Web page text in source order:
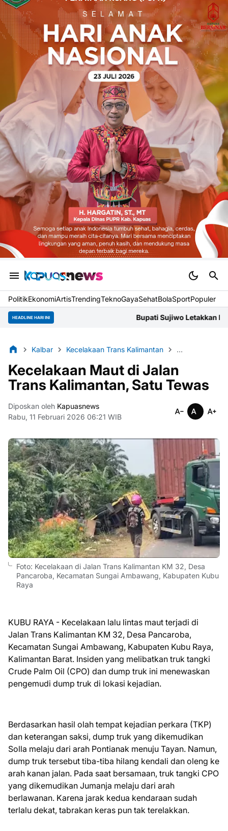
PolitikEkonomiArtisTrendingTeknoGayaSehatBolaSportPopuler
HEADLINE HARI INI Bupati Sujiwo Letakkan Batu Pertama
Kalbar Kecelakaan Trans Kalimantan Kubu Raya
Kecelakaan Maut di Jalan
Trans Kalimantan, Satu Tewas
Diposkan oleh Kapuasnews
Rabu, 11 Februari 2026 06:21 WIB
Foto: Kecelakaan di Jalan Trans Kalimantan KM 32, Desa
Pancaroba, Kecamatan Sungai Ambawang, Kabupaten Kubu
Raya
KUBU RAYA - Kecelakaan lalu lintas maut terjadi di
Jalan Trans Kalimantan KM 32, Desa Pancaroba,
Kecamatan Sungai Ambawang, Kabupaten Kubu Raya,
Kalimantan Barat. Insiden yang melibatkan truk tangki
Crude Palm Oil (CPO) dan dump truk ini menewaskan
pengemudi dump truk di lokasi kejadian.
Berdasarkan hasil olah tempat kejadian perkara (TKP)
dan keterangan saksi, dump truk yang dikemudikan
Solla melaju dari arah Pontianak menuju Tayan. Namun,
dump truk tersebut tiba-tiba hilang kendali dan oleng ke
arah kanan jalan. Pada saat bersamaan, truk tangki CPO
yang dikemudikan Jumanja melaju dari arah
berlawanan. Karena jarak kedua kendaraan sudah
terlalu dekat, tabrakan keras pun tak terelakkan.